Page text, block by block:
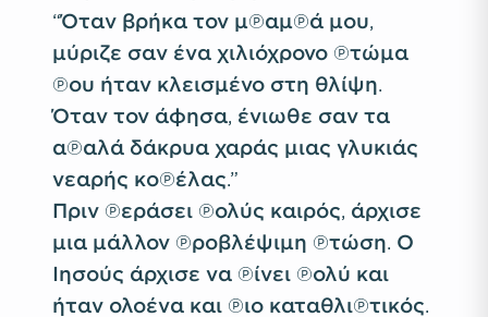
“Όταν βρήκα τον μπαμπά μου,
μύριζε σαν ένα χιλιόχρονο πτώμα
που ήταν κλεισμένο στη θλίψη.
Όταν τον άφησα, ένιωθε σαν τα
απαλά δάκρυα χαράς μιας γλυκιάς
νεαρής κοπέλας.”
Πριν περάσει πολύς καιρός, άρχισε
μια μάλλον προβλέψιμη πτώση. Ο
Ιησούς άρχισε να πίνει πολύ και
ήταν ολοένα και πιο καταθλιπτικός.